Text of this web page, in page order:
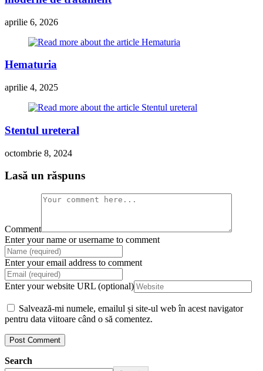
aprilie 6, 2026
Hematuria
aprilie 4, 2025
Stentul ureteral
octombrie 8, 2024
Lasă un răspuns
Comment
Enter your name or username to comment
Enter your email address to comment
Enter your website URL (optional)
Salvează-mi numele, emailul și site-ul web în acest navigator
pentru data viitoare când o să comentez.
Search